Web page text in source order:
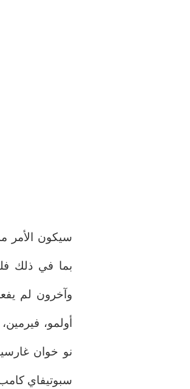
سيكون الأمر
بما في ذلك
وآخرون لم
أولمو،
نو خوان
سبوتيفاي